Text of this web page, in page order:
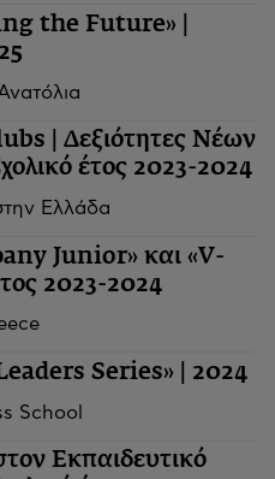
the Future» |
| Δεξιότητες Νέων
έτος 2023-2024
Ελλάδα
Junior» και «V-
2023-2024
Series» | 2024
School
Εκπαιδευτικό